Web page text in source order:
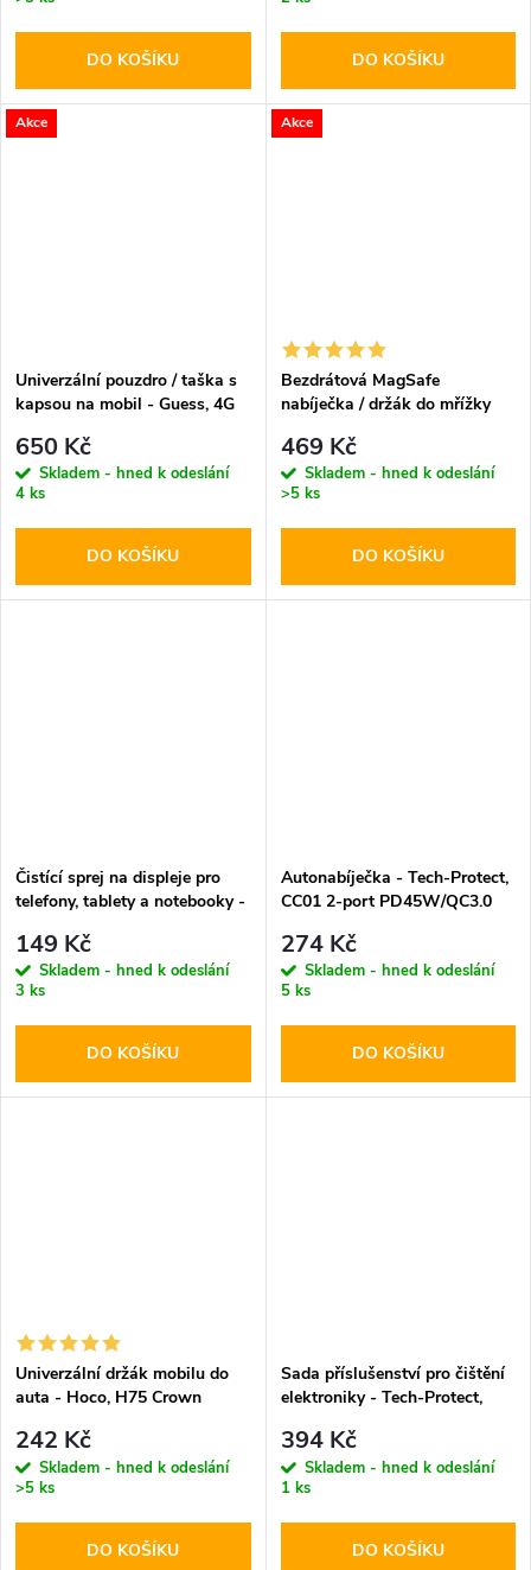
DO KOŠÍKU DO KOŠÍKU
Akce
Univerzální pouzdro / taška s
kapsou na mobil - Guess, 4G
650 Kč
Skladem - hned k odeslání
4 ks
DO KOŠÍKU
Akce
Bezdrátová MagSafe
nabíječka / držák do mřížky
Ultrafast
469 Kč
Skladem - hned k odeslání
>5 ks
DO KOŠÍKU
Čistící sprej na displeje pro
telefony, tablety a notebooky -
200ml
149 Kč
Skladem - hned k odeslání
3 ks
DO KOŠÍKU
Autonabíječka - Tech-Protect,
CC01 2-port PD45W/QC3.0
274 Kč
Skladem - hned k odeslání
5 ks
DO KOŠÍKU
Univerzální držák mobilu do
auta - Hoco, H75 Crown
242 Kč
Skladem - hned k odeslání
>5 ks
DO KOŠÍKU
Sada příslušenství pro čištění
elektroniky - Tech-Protect,
394 Kč
Skladem - hned k odeslání
1 ks
DO KOŠÍKU